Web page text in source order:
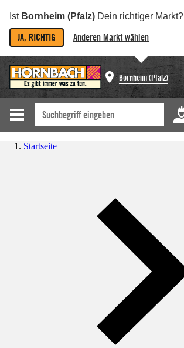
Ist Bornheim (Pfalz) Dein richtiger Markt?
JA, RICHTIG Anderen Markt wählen
Bornheim (Pfalz)
Startseite